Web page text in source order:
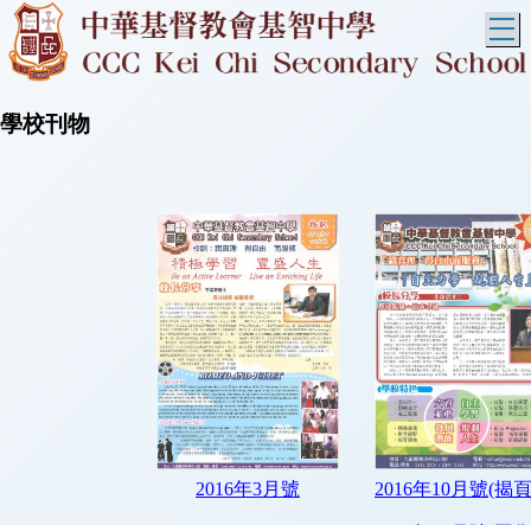
學校刊物